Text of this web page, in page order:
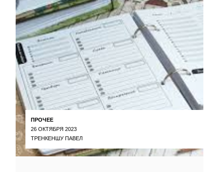
ПРОЧЕЕ
26 ОКТЯБРЯ 2023
ТРЕНКЕНШУ ПАВЕЛ